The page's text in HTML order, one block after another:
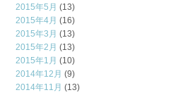
2015年5月 (13)
2015年4月 (16)
2015年3月 (13)
2015年2月 (13)
2015年1月 (10)
2014年12月 (9)
2014年11月 (13)